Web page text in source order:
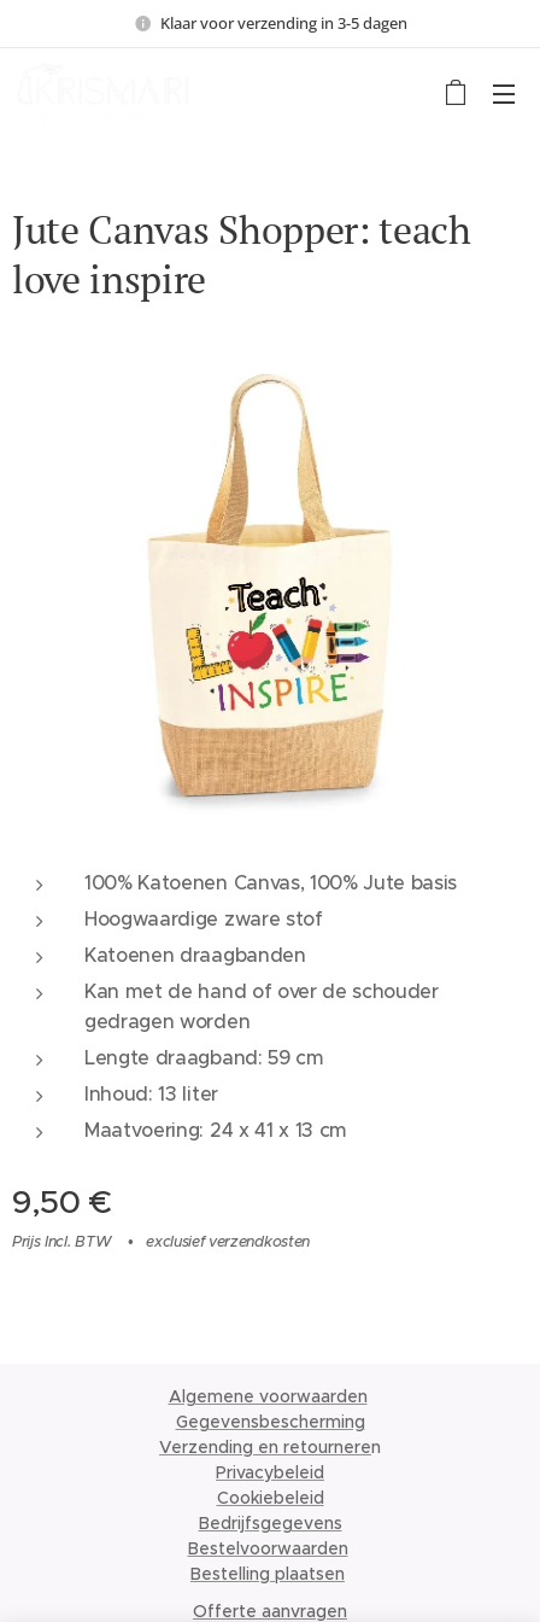
Klaar voor verzending in 3-5 dagen
Jute Canvas Shopper: teach
love inspire
100% Katoenen Canvas, 100% Jute basis
Hoogwaardige zware stof
Katoenen draagbanden
Kan met de hand of over de schouder
gedragen worden
Lengte draagband: 59 cm
Inhoud: 13 liter
Maatvoering: 24 x 41 x 13 cm
9,50 €
Prijs Incl. BTW exclusief verzendkosten
Algemene voorwaarden
Gegevensbescherming
Verzending en retourneren
Privacybeleid
Cookiebeleid
Bedrijfsgegevens
Bestelvoorwaarden
Bestelling plaatsen
Offerte aanvragen